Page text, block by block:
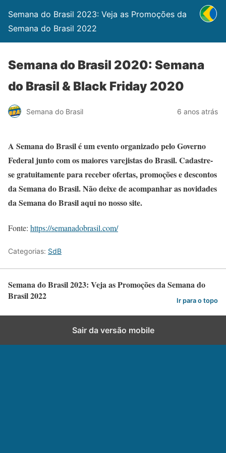
Semana do Brasil 2023: Veja as Promoções da
Semana do Brasil 2022
Semana do Brasil 2020: Semana
do Brasil & Black Friday 2020
Semana do Brasil 6 anos atrás
A Semana do Brasil é um evento organizado pelo Governo
Federal junto com os maiores varejistas do Brasil. Cadastre-
se gratuitamente para receber ofertas, promoções e descontos
da Semana do Brasil. Não deixe de acompanhar as novidades
da Semana do Brasil aqui no nosso site.
Fonte: https://semanadobrasil.com/
Categorias: SdB
Semana do Brasil 2023: Veja as Promoções da Semana do
Brasil 2022
Ir para o topo
Sair da versão mobile